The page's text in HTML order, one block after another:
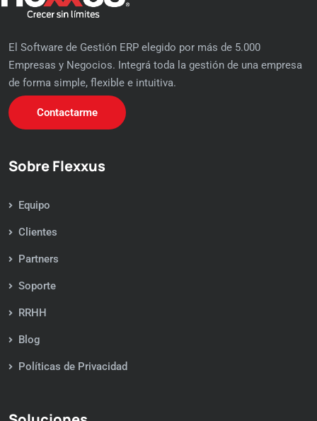
El Software de Gestión ERP elegido por más de 5.000
Empresas y Negocios. Integrá toda la gestión de una empresa
de forma simple, flexible e intuitiva.
Contactarme
Sobre Flexxus
Equipo
Clientes
Partners
Soporte
RRHH
Blog
Políticas de Privacidad